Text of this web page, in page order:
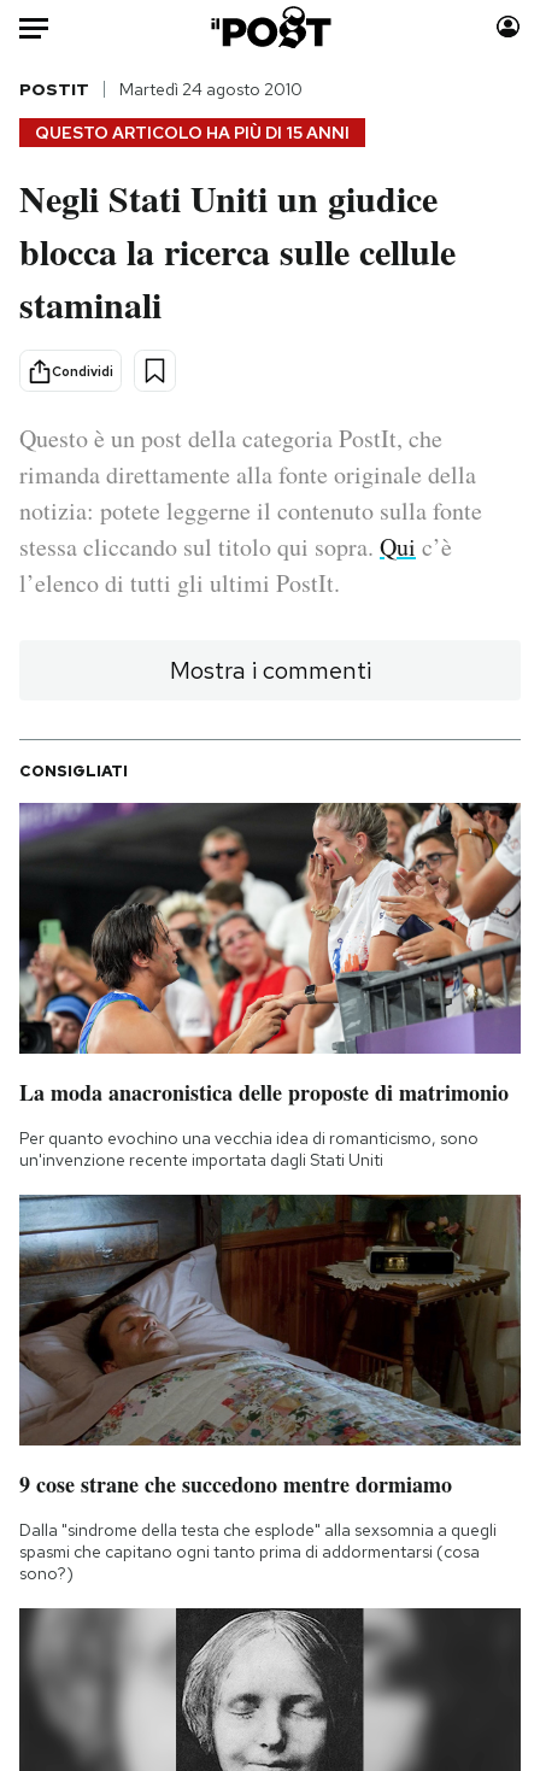
Auto
HOME
Italia
Politica
Tecnologia
Scienza
Economia
Sport
Moda
Consumismi
Altrecose
Mondiali calcio 2026
PODCAST
NEWSLETTER
I MIEI PREFERITI
SHOP
CALENDARIO
AREA PERSONALE
Area Personale
Notifiche mobile
Regala il Post
Hai bisogno di aiuto?
Esci
QUESTO ARTICOLO HA PIÙ DI 15 ANNI
POSTIT Martedì 24 agosto 2010
Negli Stati Uniti un giudice
blocca la ricerca sulle cellule
staminali
Condividi
Questo è un post della categoria PostIt, che
rimanda direttamente alla fonte originale della
notizia: potete leggerne il contenuto sulla fonte
stessa cliccando sul titolo qui sopra. Qui c’è
l’elenco di tutti gli ultimi PostIt.
Mostra i commenti
CONSIGLIATI
La moda anacronistica delle proposte di matrimonio
Per quanto evochino una vecchia idea di romanticismo, sono
un'invenzione recente importata dagli Stati Uniti
9 cose strane che succedono mentre dormiamo
Dalla "sindrome della testa che esplode" alla sexsomnia a quegli
spasmi che capitano ogni tanto prima di addormentarsi (cosa
sono?)